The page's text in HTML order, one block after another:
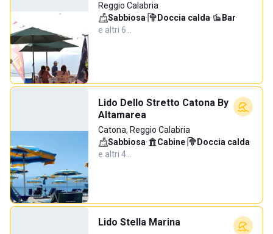
Reggio Calabria
Sabbiosa· Doccia calda· Bar·
e altri 6…
Lido Dello Stretto Catona By
Altamarea
Catona, Reggio Calabria
Sabbiosa· Cabine· Doccia calda·
e altri 4…
Lido Stella Marina